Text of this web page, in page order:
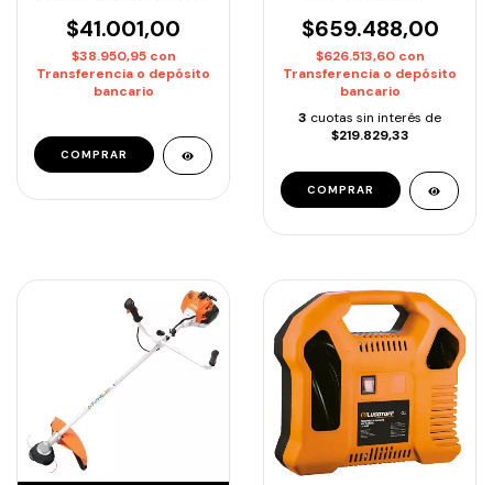
Entrega Inmediata
$41.001,00
$38.950,95 con
Transferencia o depósito
bancario
$659.488,00
$626.513,60 con
Transferencia o depósito
bancario
3 cuotas sin interés de
$219.829,33